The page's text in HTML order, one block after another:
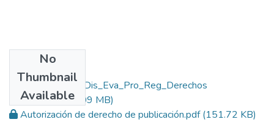
No
Thumbnail
Available
Rep_IUPB_Mae_Dis_Eva_Pro_Reg_Derechos
Laborales.pdf(3.09 MB)
Autorización de derecho de publicación.pdf(151.72 KB)